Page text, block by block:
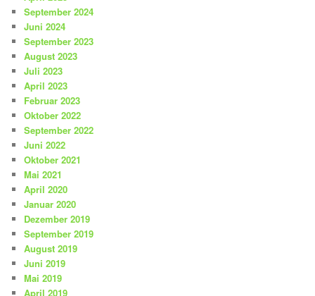
September 2024
Juni 2024
September 2023
August 2023
Juli 2023
April 2023
Februar 2023
Oktober 2022
September 2022
Juni 2022
Oktober 2021
Mai 2021
April 2020
Januar 2020
Dezember 2019
September 2019
August 2019
Juni 2019
Mai 2019
April 2019